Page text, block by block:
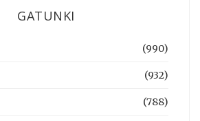
GATUNKI
(990)
(932)
(788)